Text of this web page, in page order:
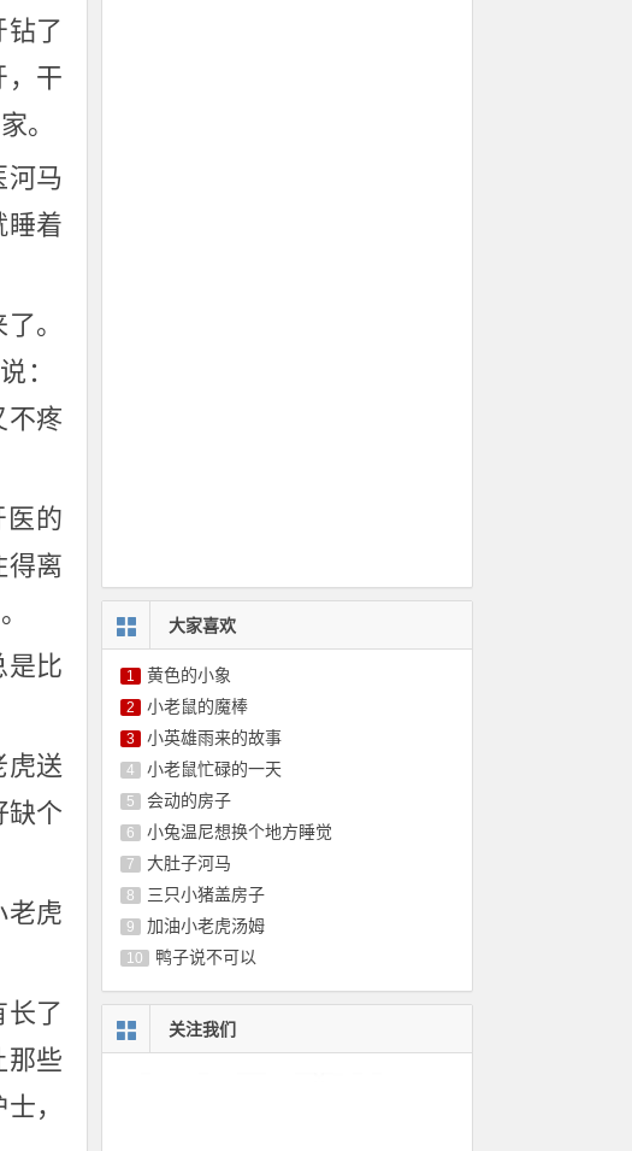
钻了
，干
。
河马
睡着
。
：
不疼
的
得离
是比
虎送
缺个
老虎
长了
那些
，
大家喜欢
1 黄色的小象
2 小老鼠的魔棒
3 小英雄雨来的故事
4 小老鼠忙碌的一天
5 会动的房子
6 小兔温尼想换个地方睡觉
7 大肚子河马
8 三只小猪盖房子
9 加油小老虎汤姆
10 鸭子说不可以
关注我们